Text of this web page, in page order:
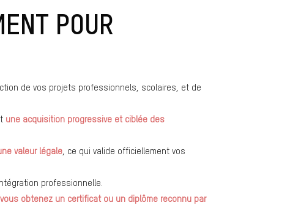
POUR
de vos projets professionnels, scolaires, et de
une acquisition progressive et ciblée des
valeur légale, ce qui valide officiellement vos
professionnelle.
vous obtenez un certificat ou un diplôme reconnu par